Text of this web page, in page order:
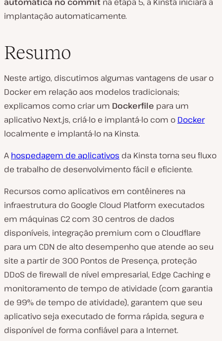
implantação automaticamente.
Resumo
Neste artigo, discutimos algumas vantagens de usar o
Docker em relação aos modelos tradicionais;
explicamos como criar um Dockerfile para um
aplicativo Next.js, criá-lo e implantá-lo com o Docker
localmente e implantá-lo na Kinsta.
A hospedagem de aplicativos da Kinsta torna seu fluxo
de trabalho de desenvolvimento fácil e eficiente.
Recursos como aplicativos em contêineres na
infraestrutura do Google Cloud Platform executados
em máquinas C2 com 30 centros de dados
disponíveis, integração premium com o Cloudflare
para um CDN de alto desempenho que atende ao seu
site a partir de 300 Pontos de Presença, proteção
DDoS de firewall de nível empresarial, Edge Caching e
monitoramento de tempo de atividade (com garantia
de 99% de tempo de atividade), garantem que seu
aplicativo seja executado de forma rápida, segura e
disponível de forma confiável para a Internet.